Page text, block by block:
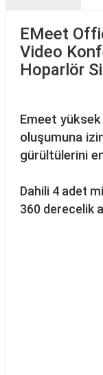
EMeet
Video
Hoparlör
Emeet yüksek
oluşumuna
gürültülerini
Dahili 4 adet
360 derecelik